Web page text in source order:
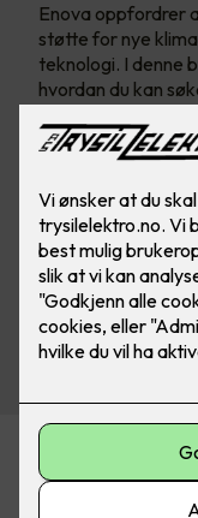
Enova oppfordrer
støtte for nye
teknologi. I denne
hvordan du kan